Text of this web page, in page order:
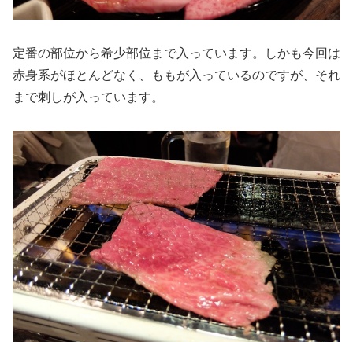
定番の部位から希少部位まで入っています。しかも今回は
赤身系がほとんどなく、ももが入っているのですが、それ
まで刺しが入っています。